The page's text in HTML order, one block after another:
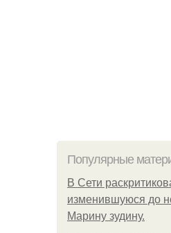
Популярные
В Сети
изменившуюся до
Марину зудину.